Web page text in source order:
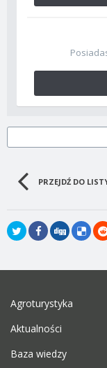
PRZEJDŹ DO
Agroturystyka
Aktualności
Baza wiedzy